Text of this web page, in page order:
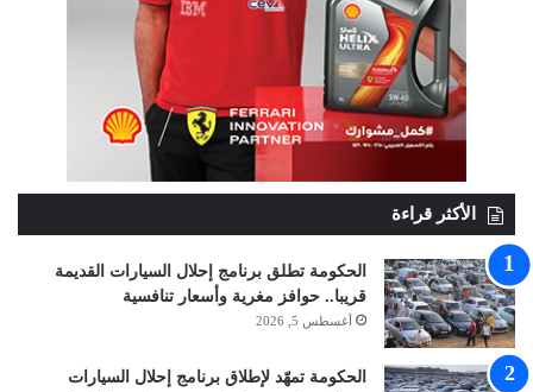
الأكثر قراءة
الحكومة تطلق برنامج إحلال السيارات القديمة
قريبا.. حوافز مغرية وأسعار تنافسية
أغسطس 5, 2026
الحكومة تمهّد لإطلاق برنامج إحلال السيارات